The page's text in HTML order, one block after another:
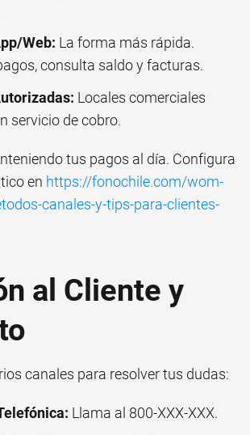
Web: La forma más rápida.
consulta saldo y facturas.
Locales comerciales
servicio de cobro.
tus pagos al día. Configura
en https://fonochile.com/wom-
canales-y-tips-para-clientes-
al Cliente y
canales para resolver tus dudas:
Llama al 800-XXX-XXX.